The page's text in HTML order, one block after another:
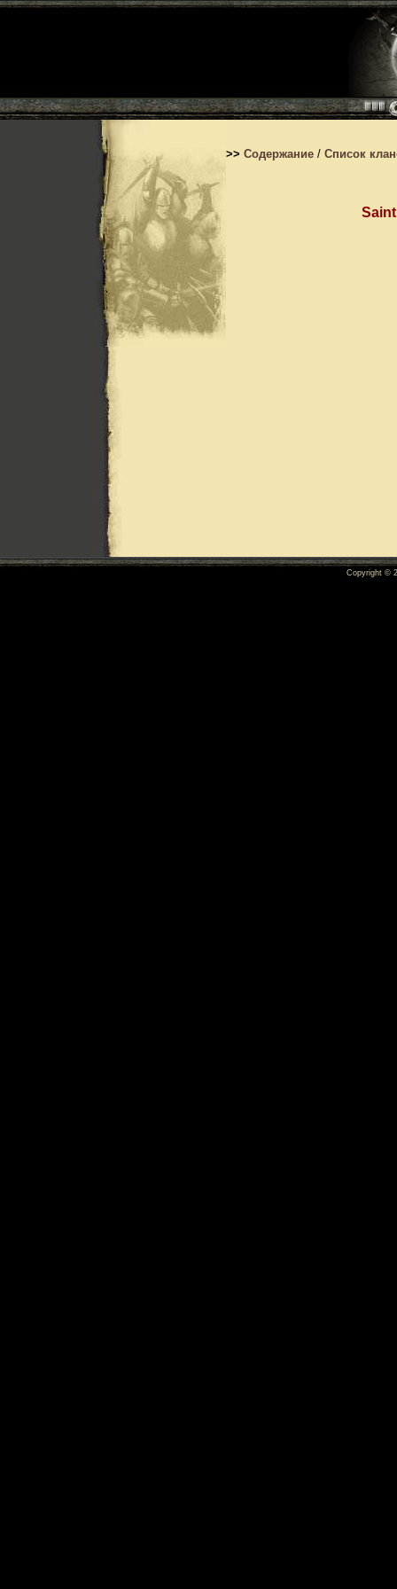
>> Содержание / Список
Copyright ©